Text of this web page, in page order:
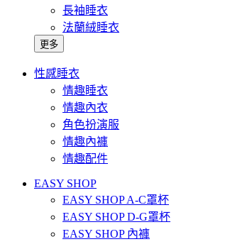
長袖睡衣
法蘭絨睡衣
更多
性感睡衣
情趣睡衣
情趣內衣
角色扮演服
情趣內褲
情趣配件
EASY SHOP
EASY SHOP A-C罩杯
EASY SHOP D-G罩杯
EASY SHOP 內褲